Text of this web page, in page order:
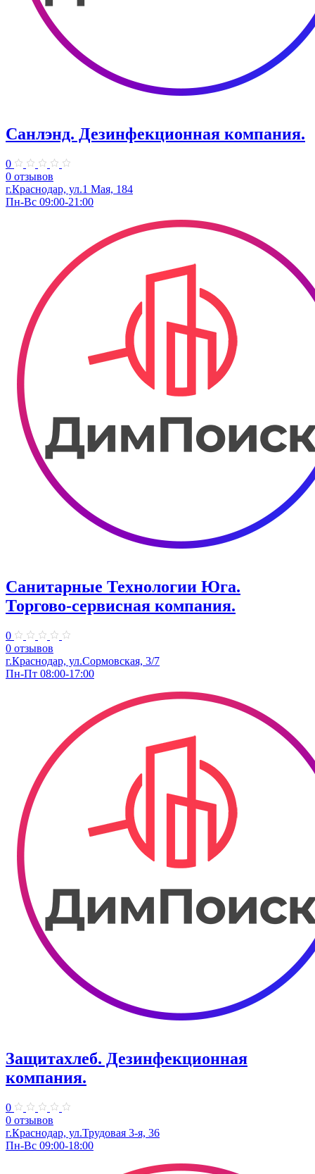
Санлэнд. Дезинфекционная компания.
0
0 отзывов
г.Краснодар, ул.1 Мая, 184
Пн-Вс 09:00-21:00
Санитарные Технологии Юга.
Торгово-сервисная компания.
0
0 отзывов
г.Краснодар, ул.Сормовская, 3/7
Пн-Пт 08:00-17:00
Защитахлеб. Дезинфекционная
компания.
0
0 отзывов
г.Краснодар, ул.Трудовая 3-я, 36
Пн-Вс 09:00-18:00